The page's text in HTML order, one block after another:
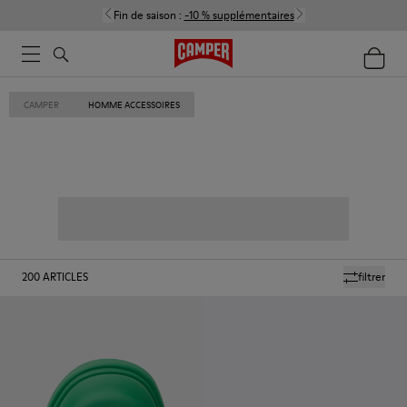
Fin de saison : -10 % supplémentaires
CAMPER HOMME ACCESSOIRES
filtrer
200ARTICLES